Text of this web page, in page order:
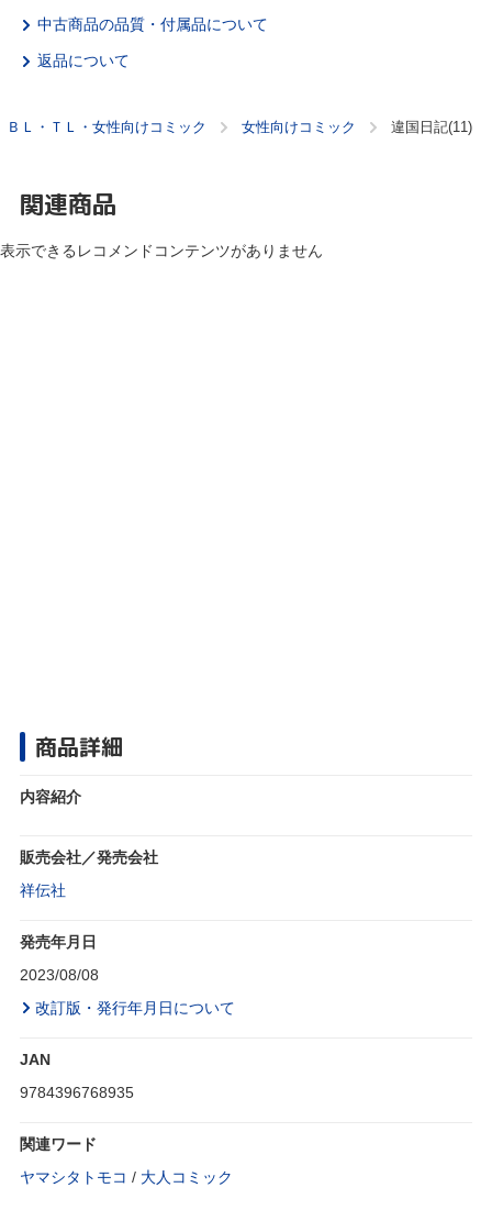
中古商品の品質・付属品について
返品について
ＢＬ・ＴＬ・女性向けコミック 女性向けコミック 違国日記(11)
関連商品
表示できるレコメンドコンテンツがありません
商品詳細
内容紹介
販売会社／発売会社
祥伝社
発売年月日
2023/08/08
改訂版・発行年月日について
JAN
9784396768935
関連ワード
ヤマシタトモコ / 大人コミック